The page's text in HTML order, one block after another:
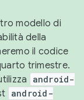
modello di
della
il codice
trimestre.
android-
android-